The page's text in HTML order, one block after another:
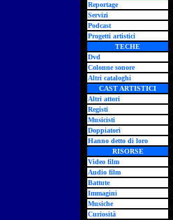
Reportage
Servizi
Podcast
Progetti artistici
TECHE
Dvd
Colonne sonore
Altri cataloghi
CAST ARTISTICI
Altri attori
Registi
Musicisti
Doppiatori
Hanno detto di loro
RISORSE
Video film
Audio film
Battute
Immagini
Musiche
Curiosità